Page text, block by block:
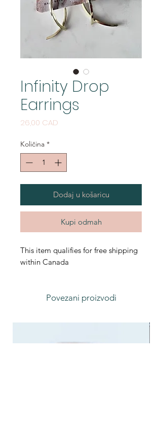
Infinity Drop
Earrings
26,00 CAD
Količina *
Dodaj u košaricu
Kupi odmah
This item qualifies for free shipping
within Canada
Povezani proizvodi